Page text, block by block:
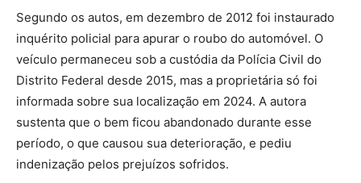
Segundo os autos, em dezembro de 2012 foi instaurado
inquérito policial para apurar o roubo do automóvel. O
veículo permaneceu sob a custódia da Polícia Civil do
Distrito Federal desde 2015, mas a proprietária só foi
informada sobre sua localização em 2024. A autora
sustenta que o bem ficou abandonado durante esse
período, o que causou sua deterioração, e pediu
indenização pelos prejuízos sofridos.